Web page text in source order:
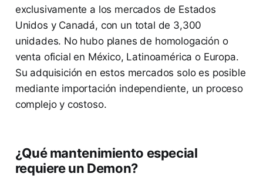
exclusivamente a los mercados de Estados
Unidos y Canadá, con un total de 3,300
unidades. No hubo planes de homologación o
venta oficial en México, Latinoamérica o Europa.
Su adquisición en estos mercados solo es posible
mediante importación independiente, un proceso
complejo y costoso.
¿Qué mantenimiento especial
requiere un Demon?